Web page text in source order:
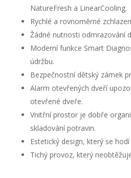
NatureFresh a LinearCooling.
Rychlé a rovnoměrné
Žádné nutnosti odmrazování
Moderní funkce Smart
údržbu.
Bezpečnostní dětský zámek
Alarm otevřených dveří
otevřené dveře.
Vnitřní prostor je dobře
skladování potravin.
Estetický design, který se
Tichý provoz, který